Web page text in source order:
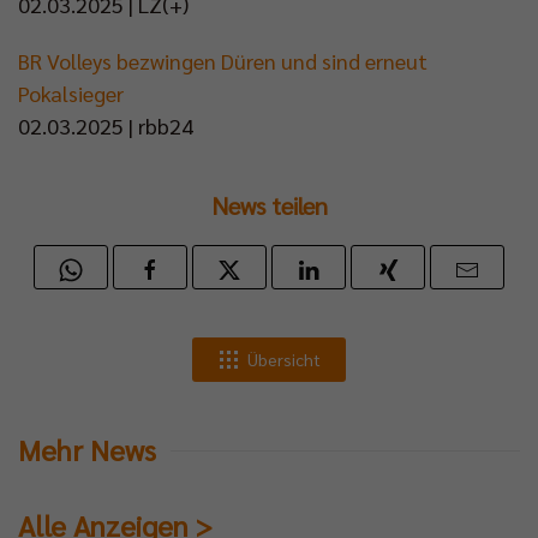
BR Volleys bezwingen Düren und sind erneut
Pokalsieger
02.03.2025 | rbb24
News teilen
Übersicht
Mehr News
Alle Anzeigen >